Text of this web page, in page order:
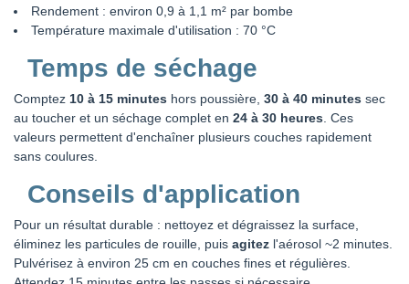
Rendement : environ 0,9 à 1,1 m² par bombe
Température maximale d'utilisation : 70 °C
Temps de séchage
Comptez 10 à 15 minutes hors poussière, 30 à 40 minutes sec
au toucher et un séchage complet en 24 à 30 heures . Ces
valeurs permettent d'enchaîner plusieurs couches rapidement
sans coulures.
Conseils d'application
Pour un résultat durable : nettoyez et dégraissez la surface,
éliminez les particules de rouille, puis agitez l'aérosol ~2 minutes.
Pulvérisez à environ 25 cm en couches fines et régulières.